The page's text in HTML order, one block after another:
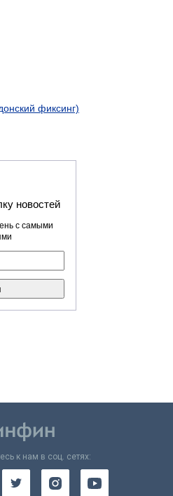
фиксинг)
новостей
с самыми
к нам в соц. сетях: